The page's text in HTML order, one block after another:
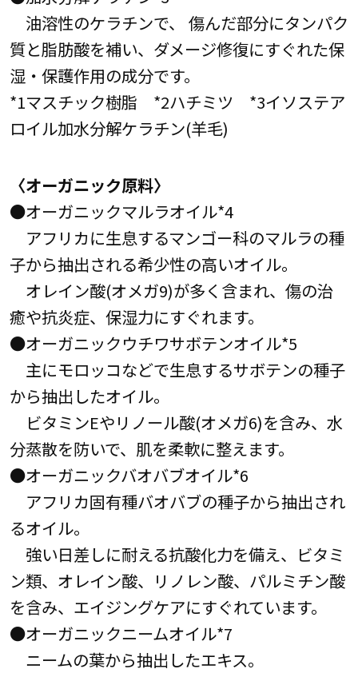
油溶性のケラチンで、 傷んだ部分にタンパク
質と脂肪酸を補い、ダメージ修復にすぐれた保
湿・保護作用の成分です。
*1マスチック樹脂 *2ハチミツ *3イソステア
ロイル加水分解ケラチン(羊毛)
〈オーガニック原料〉
●オーガニックマルラオイル*4
アフリカに生息するマンゴー科のマルラの種
子から抽出される希少性の高いオイル。
オレイン酸(オメガ9)が多く含まれ、傷の治
癒や抗炎症、保湿力にすぐれます。
●オーガニックウチワサボテンオイル*5
主にモロッコなどで生息するサボテンの種子
から抽出したオイル。
ビタミンEやリノール酸(オメガ6)を含み、水
分蒸散を防いで、肌を柔軟に整えます。
●オーガニックバオバブオイル*6
アフリカ固有種バオバブの種子から抽出され
るオイル。
強い日差しに耐える抗酸化力を備え、ビタミ
ン類、オレイン酸、リノレン酸、パルミチン酸
を含み、エイジングケアにすぐれています。
●オーガニックニームオイル*7
ニームの葉から抽出したエキス。